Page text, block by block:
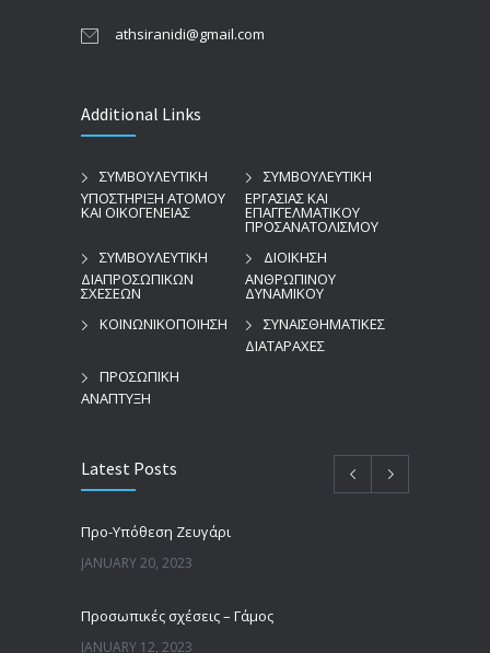
athsiranidi@gmail.com
Additional Links
ΣΥΜΒΟΥΛΕΥΤΙΚΗ
ΥΠΟΣΤΗΡΙΞΗ ΑΤΟΜΟΥ
ΚΑΙ ΟΙΚΟΓΕΝΕΙΑΣ
ΣΥΜΒΟΥΛΕΥΤΙΚΗ
ΕΡΓΑΣΙΑΣ ΚΑΙ
ΕΠΑΓΓΕΛΜΑΤΙΚΟΥ
ΠΡΟΣΑΝΑΤΟΛΙΣΜΟΥ
ΣΥΜΒΟΥΛΕΥΤΙΚΗ
ΔΙΑΠΡΟΣΩΠΙΚΩΝ
ΣΧΕΣΕΩΝ
ΔΙΟΙΚΗΣΗ
ΑΝΘΡΩΠΙΝΟΥ
ΔΥΝΑΜΙΚΟΥ
ΚΟΙΝΩΝΙΚΟΠΟΙΗΣΗ
ΣΥΝΑΙΣΘΗΜΑΤΙΚΕΣ
ΔΙΑΤΑΡΑΧΕΣ
ΠΡΟΣΩΠΙΚΗ
ΑΝΑΠΤΥΞΗ
Latest Posts
Προ-Υπόθεση Ζευγάρι
JANUARY 20, 2023
Προσωπικές σχέσεις – Γάμος
JANUARY 12, 2023